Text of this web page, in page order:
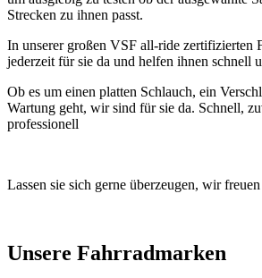
Strecken zu ihnen passt.
In unserer großen VSF all-ride zertifizierten
jederzeit für sie da und helfen ihnen schnell
Ob es um einen platten Schlauch, ein
Wartung geht, wir sind für sie da. Schnell,
professionell
Lassen sie sich gerne überzeugen, wir
Unsere Fahrradmarken